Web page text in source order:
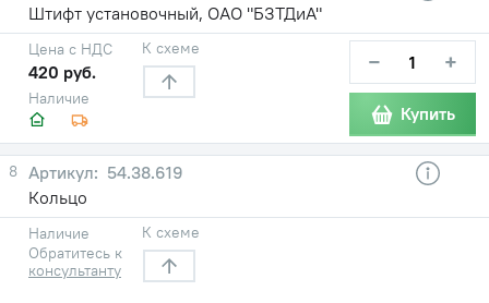
Штифт установочный, ОАО "БЗТДиА"
Наличие
Цена с НДС
420 руб.
К схеме − +
Купить
8
54.38.619
Кольцо
Наличие
Обратитесь к
консультанту
К схеме